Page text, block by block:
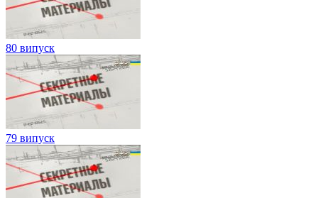
80 випуск
79 випуск